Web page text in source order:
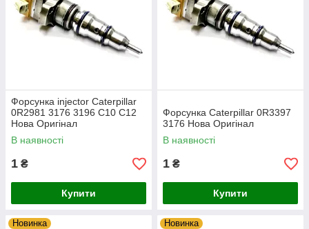
Форсунка injector Caterpillar
0R2981 3176 3196 C10 C12
Нова Оригінал
В наявності
1 ₴
Купити
Форсунка Caterpillar 0R3397
3176 Нова Оригінал
В наявності
1 ₴
Купити
Новинка Новинка